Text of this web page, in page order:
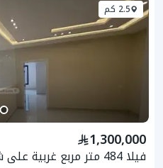
2.5 كم
1,300,000
فيلا 484 متر مربع غربية على شارع 20م